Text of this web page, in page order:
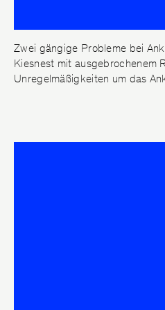
Kontakt
Impressum
Datenschutz
Zwei gängige Probleme bei
Kiesnest mit ausgebrochenem
Unregelmäßigkeiten um das